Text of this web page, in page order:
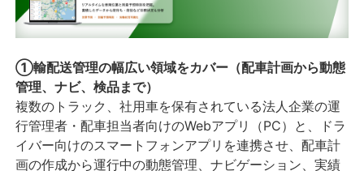
①輸配送管理の幅広い領域をカバー（配車計画から動態
管理、ナビ、検品まで）
複数のトラック、社用車を保有されている法人企業の運
行管理者・配車担当者向けのWebアプリ（PC）と、ドラ
イバー向けのスマートフォンアプリを連携させ、配車計
画の作成から運行中の動態管理、ナビゲーション、実績